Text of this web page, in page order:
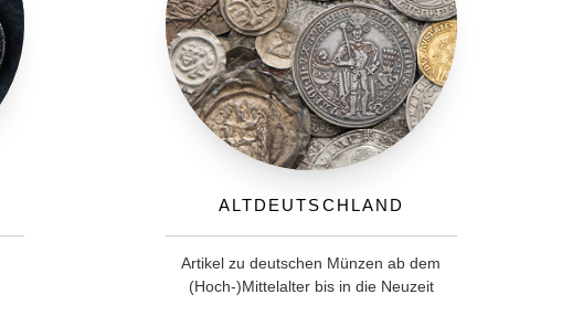
Altdeutschland
Artikel zu deutschen Münzen ab dem
(Hoch-)Mittelalter bis in die Neuzeit